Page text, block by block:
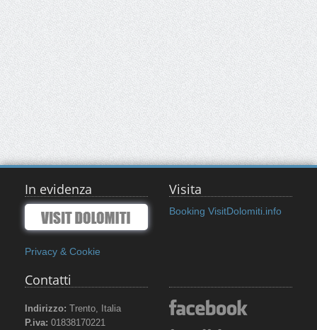
In evidenza
Privacy & Cookie
Visita
Booking VisitDolomiti.info
Contatti
Indirizzo: Trento, Italia
P.iva: 01838170221